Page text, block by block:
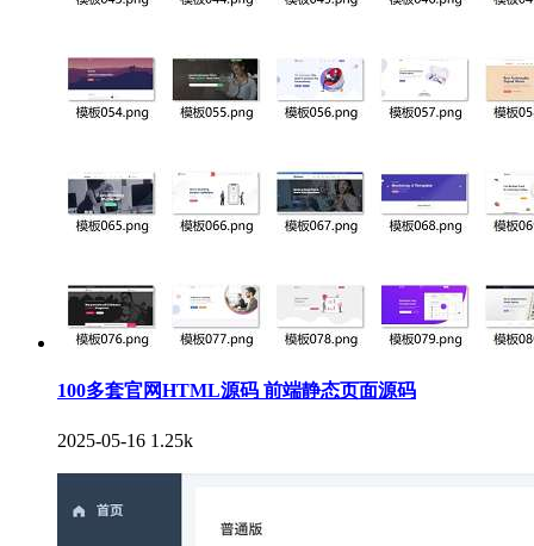
100多套官网HTML源码 前端静态页面源码
2025-05-16 1.25k